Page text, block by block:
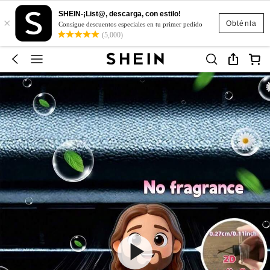
Obténla
×
SHEIN-¡List@, descarga, con estilo!
Consigue descuentos especiales en tu primer pedido
(5,000)